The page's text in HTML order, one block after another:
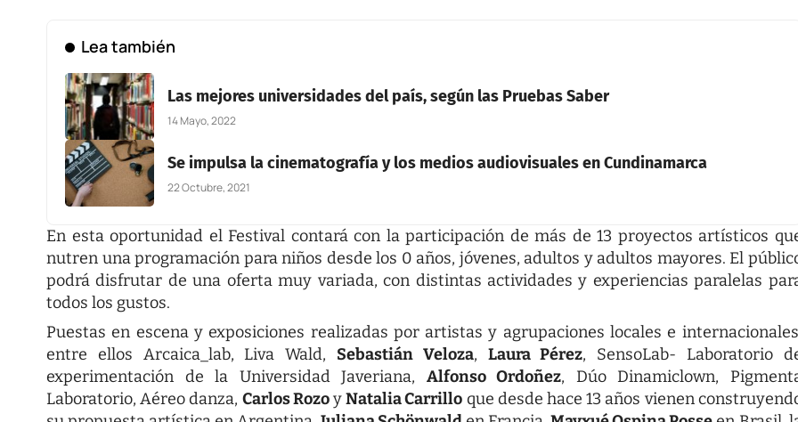
Lea también
Las mejores universidades del país, según las Pruebas Saber
14 Mayo, 2022
Se impulsa la cinematografía y los medios audiovisuales en Cundinamarca
22 Octubre, 2021
En esta oportunidad el Festival contará con la participación de más de 13 proyectos artísticos
nutren una programación para niños desde los 0 años, jóvenes, adultos y adultos mayores. El
podrá disfrutar de una oferta muy variada, con distintas actividades y experiencias paralelas
todos los gustos.
Puestas en escena y exposiciones realizadas por artistas y agrupaciones locales e
entre ellos Arcaica_lab, Liva Wald, Sebastián Veloza, Laura Pérez, SensoLab- Laboratorio
experimentación de la Universidad Javeriana, Alfonso Ordoñez, Dúo Dinamiclown,
Laboratorio, Aéreo danza, Carlos RozoyNatalia Carrillo que desde hace 13 años vienen